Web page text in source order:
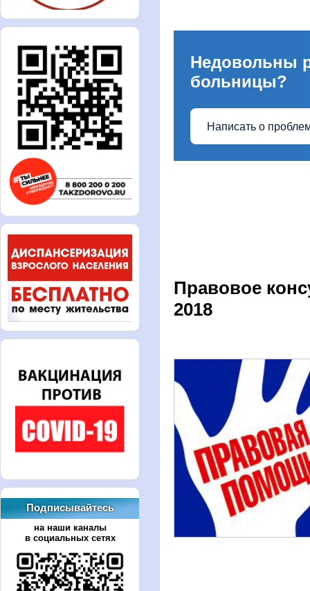
Подписывайтесь
на наши каналы
в социальных сетях
Недовольны
больницы?
Написать о
Правовое
2018